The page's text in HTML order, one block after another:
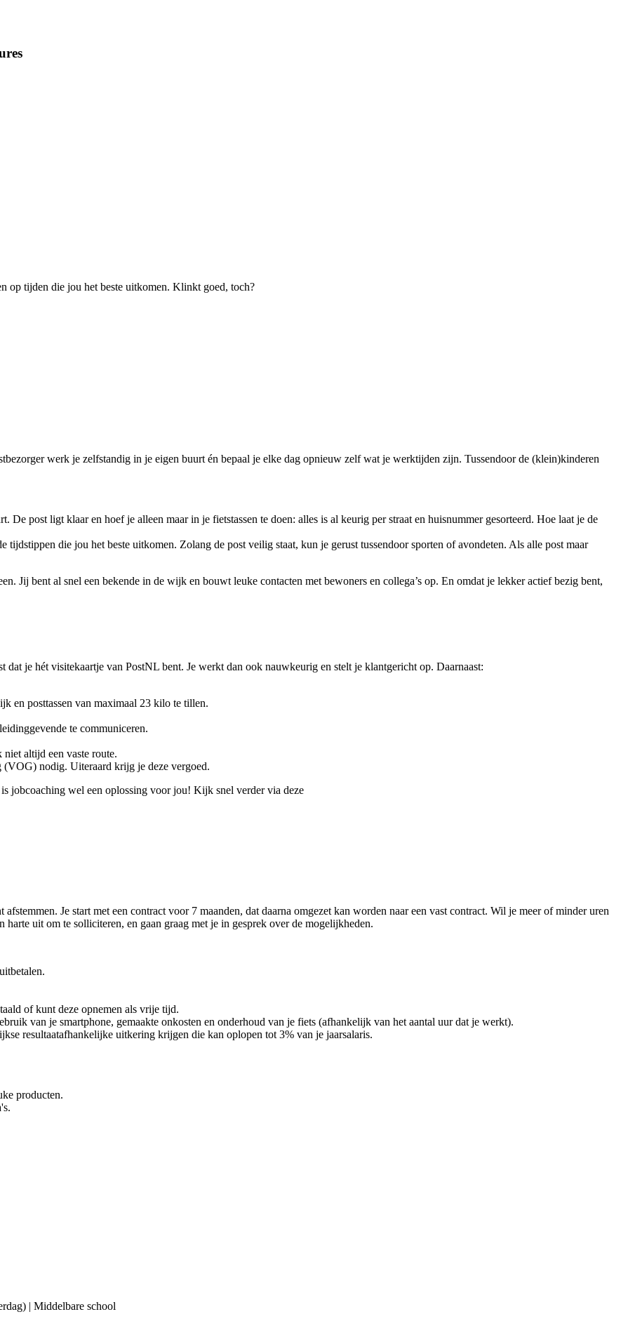
op tijden die jou het beste uitkomen. Klinkt goed, toch?
werk je zelfstandig in je eigen buurt én bepaal je elke dag opnieuw zelf wat je werktijden zijn. Tussendoor de (klein)kinderen
De post ligt klaar en hoef je alleen maar in je fietstassen te doen: alles is al keurig per straat en huisnummer gesorteerd. Hoe laat je de
die jou het beste uitkomen. Zolang de post veilig staat, kun je gerust tussendoor sporten of avondeten. Als alle post maar
Jij bent al snel een bekende in de wijk en bouwt leuke contacten met bewoners en collega’s op. En omdat je lekker actief bezig bent,
dat je hét visitekaartje van PostNL bent. Je werkt dan ook nauwkeurig en stelt je klantgericht op. Daarnaast:
en posttassen van maximaal 23 kilo te tillen.
te communiceren.
altijd een vaste route.
nodig. Uiteraard krijg je deze vergoed.
jobcoaching wel een oplossing voor jou! Kijk snel verder via deze
Je start met een contract voor 7 maanden, dat daarna omgezet kan worden naar een vast contract. Wil je meer of minder uren
uit om te solliciteren, en gaan graag met je in gesprek over de mogelijkheden.
of kunt deze opnemen als vrije tijd.
van je smartphone, gemaakte onkosten en onderhoud van je fiets (afhankelijk van het aantal uur dat je werkt).
resultaatafhankelijke uitkering krijgen die kan oplopen tot 3% van je jaarsalaris.
producten.
| Middelbare school